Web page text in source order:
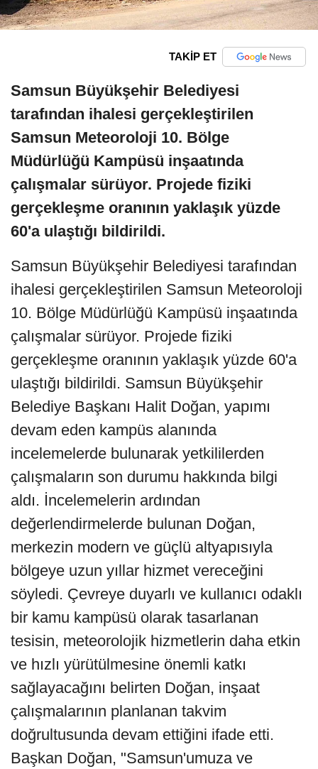
TAKİP ET
Samsun Büyükşehir Belediyesi
tarafından ihalesi gerçekleştirilen
Samsun Meteoroloji 10. Bölge
Müdürlüğü Kampüsü inşaatında
çalışmalar sürüyor. Projede fiziki
gerçekleşme oranının yaklaşık yüzde
60'a ulaştığı bildirildi.
Samsun Büyükşehir Belediyesi tarafından
ihalesi gerçekleştirilen Samsun Meteoroloji
10. Bölge Müdürlüğü Kampüsü inşaatında
çalışmalar sürüyor. Projede fiziki
gerçekleşme oranının yaklaşık yüzde 60'a
ulaştığı bildirildi. Samsun Büyükşehir
Belediye Başkanı Halit Doğan, yapımı
devam eden kampüs alanında
incelemelerde bulunarak yetkililerden
çalışmaların son durumu hakkında bilgi
aldı. İncelemelerin ardından
değerlendirmelerde bulunan Doğan,
merkezin modern ve güçlü altyapısıyla
bölgeye uzun yıllar hizmet vereceğini
söyledi. Çevreye duyarlı ve kullanıcı odaklı
bir kamu kampüsü olarak tasarlanan
tesisin, meteorolojik hizmetlerin daha etkin
ve hızlı yürütülmesine önemli katkı
sağlayacağını belirten Doğan, inşaat
çalışmalarının planlanan takvim
doğrultusunda devam ettiğini ifade etti.
Başkan Doğan, "Samsun'umuza ve